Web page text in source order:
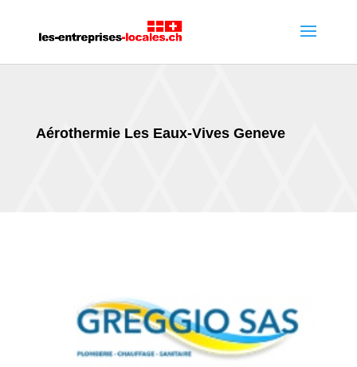
Aérothermie Les Eaux-Vives Geneve